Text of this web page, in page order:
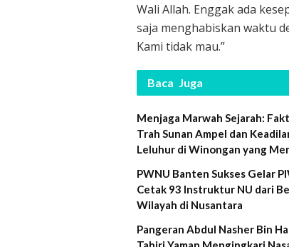
Wali Allah. Enggak ada
saja menghabiskan waktu
Kami tidak mau.”
Baca Juga
Menjaga Marwah Sejarah:
Trah Sunan Ampel dan
Leluhur di Winongan yang
PWNU Banten Sukses Gelar
Cetak 93 Instruktur NU dari
Wilayah di Nusantara
Pangeran Abdul Nasher Bin